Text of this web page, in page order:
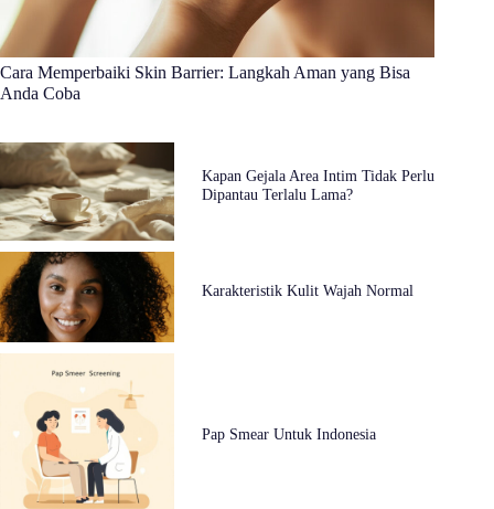
Cara Memperbaiki Skin Barrier: Langkah Aman yang Bisa
Anda Coba
Kapan Gejala Area Intim Tidak Perlu
Dipantau Terlalu Lama?
Karakteristik Kulit Wajah Normal
Pap Smear Untuk Indonesia